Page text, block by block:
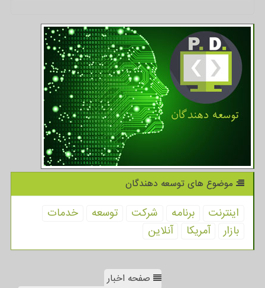
موضوع های توسعه دهندگان
اینترنت برنامه شركت توسعه
خدمات
بازار
آمریكا آنلاین
صفحه اخبار